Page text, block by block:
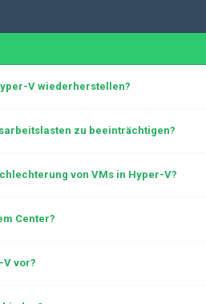
V wiederherstellen?
zu beeinträchtigen?
von VMs in Hyper-V?
Center?
vor?